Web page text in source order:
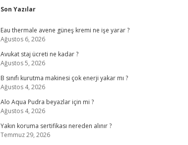
Sidebar
Son Yazılar
Eau thermale avene güneş kremi ne işe yarar ?
Ağustos 6, 2026
Avukat staj ücreti ne kadar ?
Ağustos 5, 2026
B sınıfı kurutma makinesi çok enerji yakar mı ?
Ağustos 4, 2026
Alo Aqua Pudra beyazlar için mi ?
Ağustos 4, 2026
Yakın koruma sertifikası nereden alınır ?
Temmuz 29, 2026